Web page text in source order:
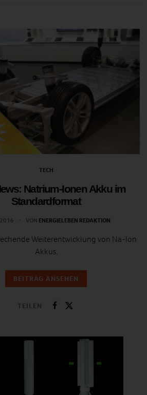
TECH
Natrium-Ionen Akku im
Standardformat
VON ENERGIELEBEN REDAKTION
Weiterentwicklung von Na-Ion
Akkus.
BEITRAG ANSEHEN
TEILEN